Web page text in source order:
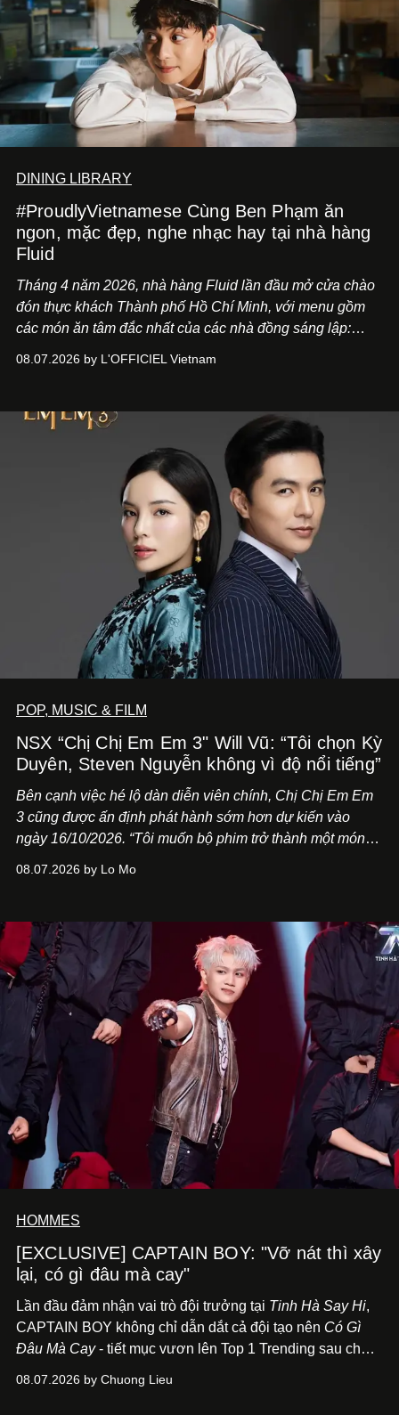
DINING LIBRARY
#ProudlyVietnamese Cùng Ben Phạm ăn
ngon, mặc đẹp, nghe nhạc hay tại nhà hàng
Fluid
Tháng 4 năm 2026, nhà hàng Fluid lần đầu mở cửa chào
đón thực khách Thành phố Hồ Chí Minh, với menu gồm
các món ăn tâm đắc nhất của các nhà đồng sáng lập:
món ăn đa dạng từ Á đến Âu nhanh chóng được yêu thích
mang đến niềm vui cho thực khách.
08.07.2026 by L'OFFICIEL Vietnam
POP, MUSIC & FILM
NSX “Chị Chị Em Em 3" Will Vũ: “Tôi chọn Kỳ
Duyên, Steven Nguyễn không vì độ nổi tiếng”
Bên cạnh việc hé lộ dàn diễn viên chính, Chị Chị Em Em
3 cũng được ấn định phát hành sớm hơn dự kiến vào
ngày 16/10/2026. “Tôi muốn bộ phim trở thành một món
Việt Nam”, NSX Will Vũ cho biết.
08.07.2026 by Lo Mo
HOMMES
[EXCLUSIVE] CAPTAIN BOY: "Vỡ nát thì xây
lại, có gì đâu mà cay"
Lần đầu đảm nhận vai trò đội trưởng tại Tinh Hà Say Hi,
CAPTAIN BOY không chỉ dẫn dắt cả đội tạo nên Có Gì
Đâu Mà Cay- tiết mục vươn lên Top 1 Trending sau chưa
để lắng nghe, kết nối và tin tưởng đồng đội. Với nam
08.07.2026 by Chuong Lieu